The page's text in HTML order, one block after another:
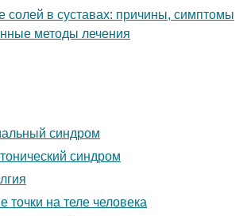
солей в суставах: причины, симптомы
методы лечения
синдром
синдром
точки на теле человека